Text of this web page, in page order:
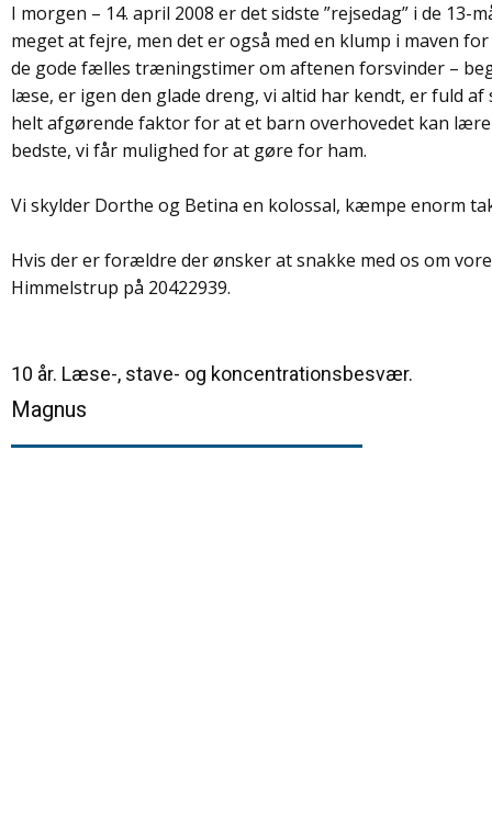
I morgen – 14. april 2008 er det sidste ”rejsedag” i de
meget at fejre, men det er også med en klump i maven
de gode fælles træningstimer om aftenen forsvinder –
læse, er igen den glade dreng, vi altid har kendt, er fuld
helt afgørende faktor for at et barn overhovedet kan lære
bedste, vi får mulighed for at gøre for ham.
Vi skylder Dorthe og Betina en kolossal, kæmpe
Hvis der er forældre der ønsker at snakke med os om
Himmelstrup på 20422939.
10 år. Læse-, stave- og koncentrationsbesvær.
Magnus